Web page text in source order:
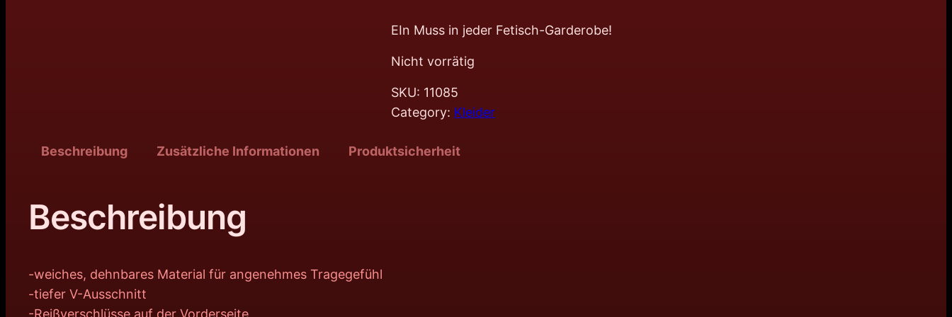
EIn Muss in jeder Fetisch-Garderobe!
Nicht vorrätig
SKU: 11085
Category: Kleider
Beschreibung Zusätzliche Informationen Produktsicherheit
Beschreibung
-weiches, dehnbares Material für angenehmes Tragegefühl
-tiefer V-Ausschnitt
-Reißverschlüsse auf der Vorderseite